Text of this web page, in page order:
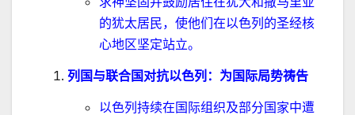
的犹太居民，使他们在以色列的圣经核
心地区坚定站立。
列国与联合国对抗以色列：为国际局势祷告
以色列持续在国际组织及部分国家中遭